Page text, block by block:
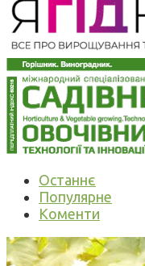
Останнє
Популярне
Коменти